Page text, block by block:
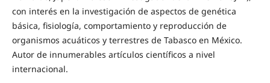
con interés en la investigación de aspectos de genética
básica, fisiología, comportamiento y reproducción de
organismos acuáticos y terrestres de Tabasco en México.
Autor de innumerables artículos científicos a nivel
internacional.